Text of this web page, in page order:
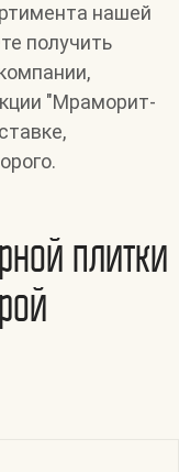
нашей
получить
"Мраморит-
плитки